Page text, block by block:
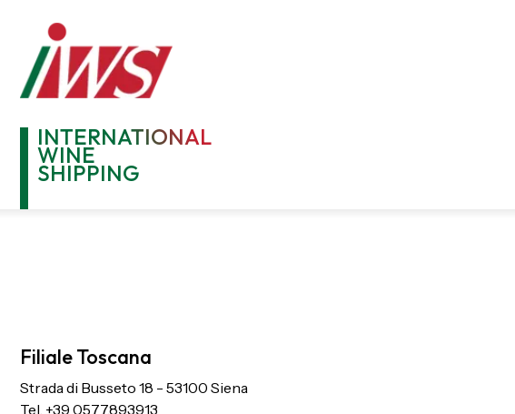
INTERNATIONAL
WINE
SHIPPING
Filiale Toscana
Strada di Busseto 18 - 53100 Siena
Tel. +39 0577.893913